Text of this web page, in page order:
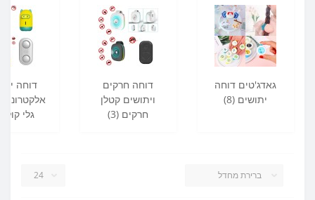
גאדג'טים דוחה
יתושים (8)
דוחה חרקים
ויתושים קטלן
חרקים (3)
דוחה
אלקטרוני
גלי קול (55)